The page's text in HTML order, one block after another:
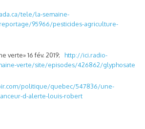
tele/la-semaine-
95966/pesticides-agriculture-
verte» 16 fév. 2019; http://ici.radio-
verte/site/episodes/426862/glyphosate
politique/quebec/547836/une-
d-alerte-louis-robert